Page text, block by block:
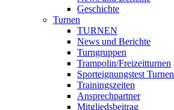
Geschichte
Turnen
TURNEN
News und Berichte
Turngruppen
Trampolin/Freizeitturnen
Sporteignungstest Turnen
Trainingszeiten
Ansprechpartner
Mitgliedsbeitrag